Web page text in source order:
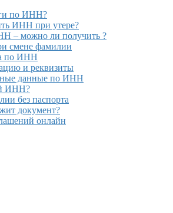
по ИНН?
ИНН при утере?
– можно ли получить ?
смене фамилии
по ИНН
и реквизиты
данные по ИНН
ИНН?
без паспорта
документ?
онлайн